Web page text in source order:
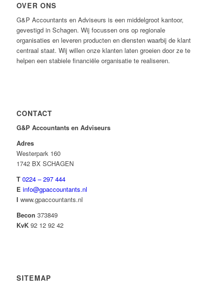
OVER ONS
G&P Accountants en Adviseurs is een middelgroot kantoor,
gevestigd in Schagen. Wij focussen ons op regionale
organisaties en leveren producten en diensten waarbij de klant
centraal staat. Wij willen onze klanten laten groeien door ze te
helpen een stabiele financiële organisatie te realiseren.
CONTACT
G&P Accountants en Adviseurs
Adres
Westerpark 160
1742 BX SCHAGEN
T 0224 – 297 444
E info@gpaccountants.nl
I www.gpaccountants.nl
Becon 373849
KvK92 12 92 42
SITEMAP